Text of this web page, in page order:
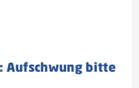
Aufschwung bitte